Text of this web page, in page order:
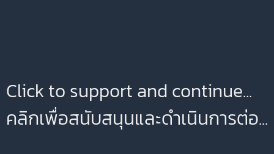
Click to support and continue...
คลิกเพื่อสนับสนุนและดำเนินการต่อ...